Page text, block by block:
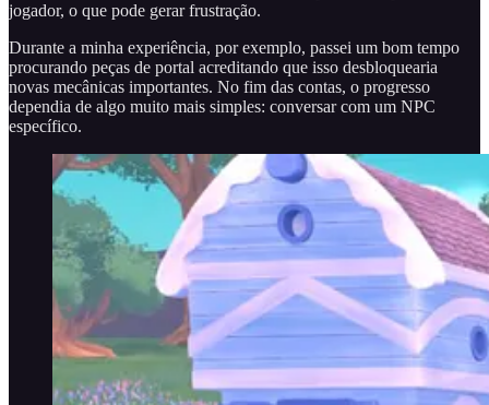
jogador, o que pode gerar frustração.
Durante a minha experiência, por exemplo, passei um bom tempo
procurando peças de portal acreditando que isso desbloquearia
novas mecânicas importantes. No fim das contas, o progresso
dependia de algo muito mais simples: conversar com um NPC
específico.